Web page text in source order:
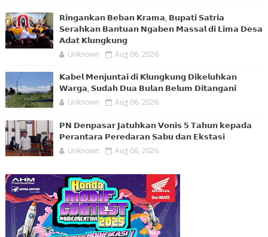
𝗥𝗶𝗻𝗴𝗮𝗻𝗸𝗮𝗻 𝗕𝗲𝗯𝗮𝗻 𝗞𝗿𝗮𝗺𝗮, 𝗕𝘂𝗽𝗮𝘁𝗶 𝗦𝗮𝘁𝗿𝗶𝗮
𝗦𝗲𝗿𝗮𝗵𝗸𝗮𝗻 𝗕𝗮𝗻𝘁𝘂𝗮𝗻 𝗡𝗴𝗮𝗯𝗲𝗻 𝗠𝗮𝘀𝘀𝗮𝗹 𝗱𝗶 𝗟𝗶𝗺𝗮 𝗗𝗲𝘀𝗮
𝗔𝗱𝗮𝘁 𝗞𝗹𝘂𝗻𝗴𝗸𝘂𝗻𝗴
Unknown Aug 06, 2026
𝗞𝗮𝗯𝗲𝗹 𝗠𝗲𝗻𝗷𝘂𝗻𝘁𝗮𝗶 𝗱𝗶 𝗞𝗹𝘂𝗻𝗴𝗸𝘂𝗻𝗴 𝗗𝗶𝗸𝗲𝗹𝘂𝗵𝗸𝗮𝗻
𝗪𝗮𝗿𝗴𝗮, 𝗦𝘂𝗱𝗮𝗵 𝗗𝘂𝗮 𝗕𝘂𝗹𝗮𝗻 𝗕𝗲𝗹𝘂𝗺 𝗗𝗶𝘁𝗮𝗻𝗴𝗮𝗻𝗶
Unknown Aug 06, 2026
𝗣𝗡 𝗗𝗲𝗻𝗽𝗮𝘀𝗮𝗿 𝗝𝗮𝘁𝘂𝗵𝗸𝗮𝗻 𝗩𝗼𝗻𝗶𝘀 𝟱 𝗧𝗮𝗵𝘂𝗻 𝗸𝗲𝗽𝗮𝗱𝗮
𝗣𝗲𝗿𝗮𝗻𝘁𝗮𝗿𝗮 𝗣𝗲𝗿𝗲𝗱𝗮𝗿𝗮𝗻 𝗦𝗮𝗯𝘂 𝗱𝗮𝗻 𝗘𝗸𝘀𝘁𝗮𝘀𝗶
Unknown Aug 06, 2026